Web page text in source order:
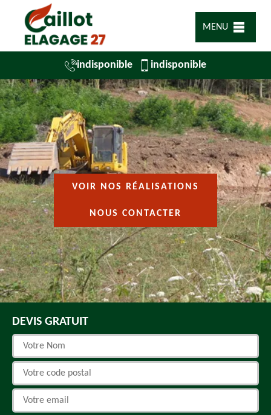
MENU
indisponible indisponible
VOIR NOS RÉALISATIONS
NOUS CONTACTER
DEVIS GRATUIT